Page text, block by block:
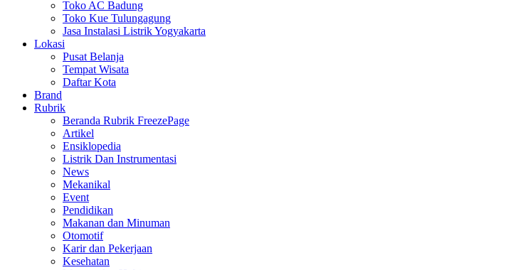
Toko AC Badung
Toko Kue Tulungagung
Jasa Instalasi Listrik Yogyakarta
Lokasi
Pusat Belanja
Tempat Wisata
Daftar Kota
Brand
Rubrik
Beranda Rubrik FreezePage
Artikel
Ensiklopedia
Listrik Dan Instrumentasi
News
Mekanikal
Event
Pendidikan
Makanan dan Minuman
Otomotif
Karir dan Pekerjaan
Kesehatan